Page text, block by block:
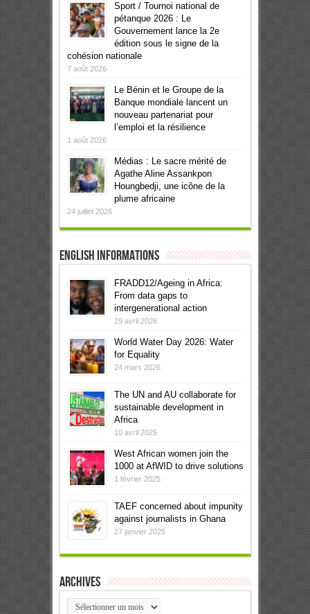
Sport / Tournoi national de
pétanque 2026 : Le
Gouvernement lance la 2e
édition sous le signe de la
cohésion nationale
7 août 2026
Le Bénin et le Groupe de la
Banque mondiale lancent un
nouveau partenariat pour
l’emploi et la résilience
1 août 2026
Médias : Le sacre mérité de
Agathe Aline Assankpon
Houngbedji, une icône de la
plume africaine
24 juillet 2026
English informations
FRADD12/Ageing in Africa:
From data gaps to
intergenerational action
29 avril 2026
World Water Day 2026: Water
for Equality
24 mars 2026
The UN and AU collaborate for
sustainable development in
Africa
10 avril 2025
West African women join the
1000 at AfWID to drive solutions
1 février 2025
TAEF concerned about impunity
against journalists in Ghana
27 janvier 2025
Archives
Archives